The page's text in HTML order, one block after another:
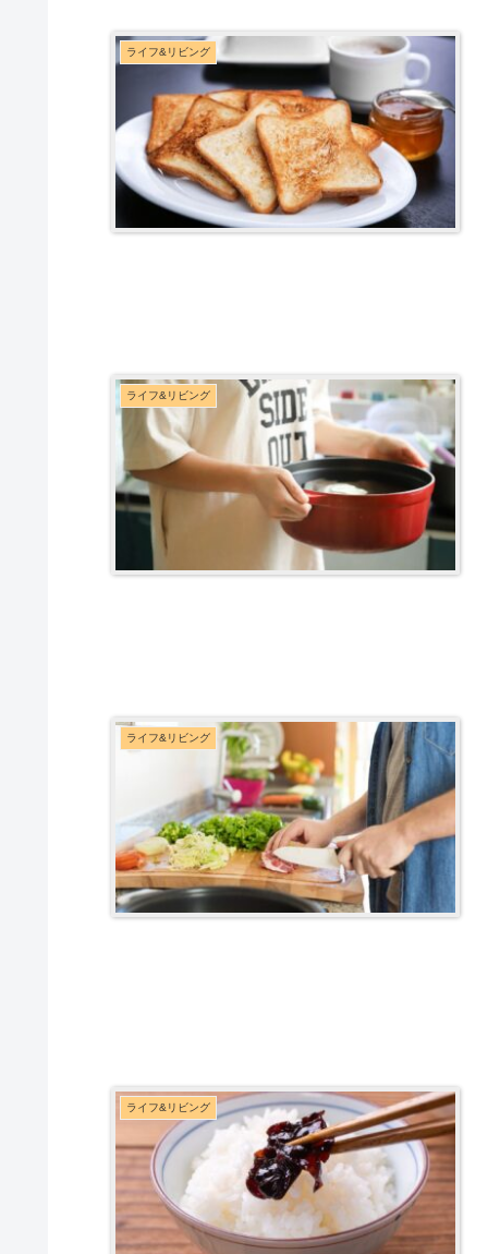
ライフ&リビング
ライフ&リビング
ライフ&リビング
ライフ&リビング